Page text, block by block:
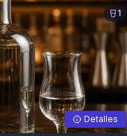
1
Detalles